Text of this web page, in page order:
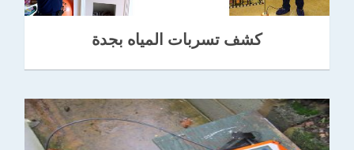
كشف تسربات المياه بجدة